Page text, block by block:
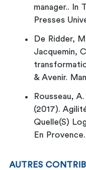
manager.. In
Presses
De Ridder,
Jacquemin,
& Avenir.
Rousseau,
(2017).
Quelle(S)
En Provence.
AUTRES